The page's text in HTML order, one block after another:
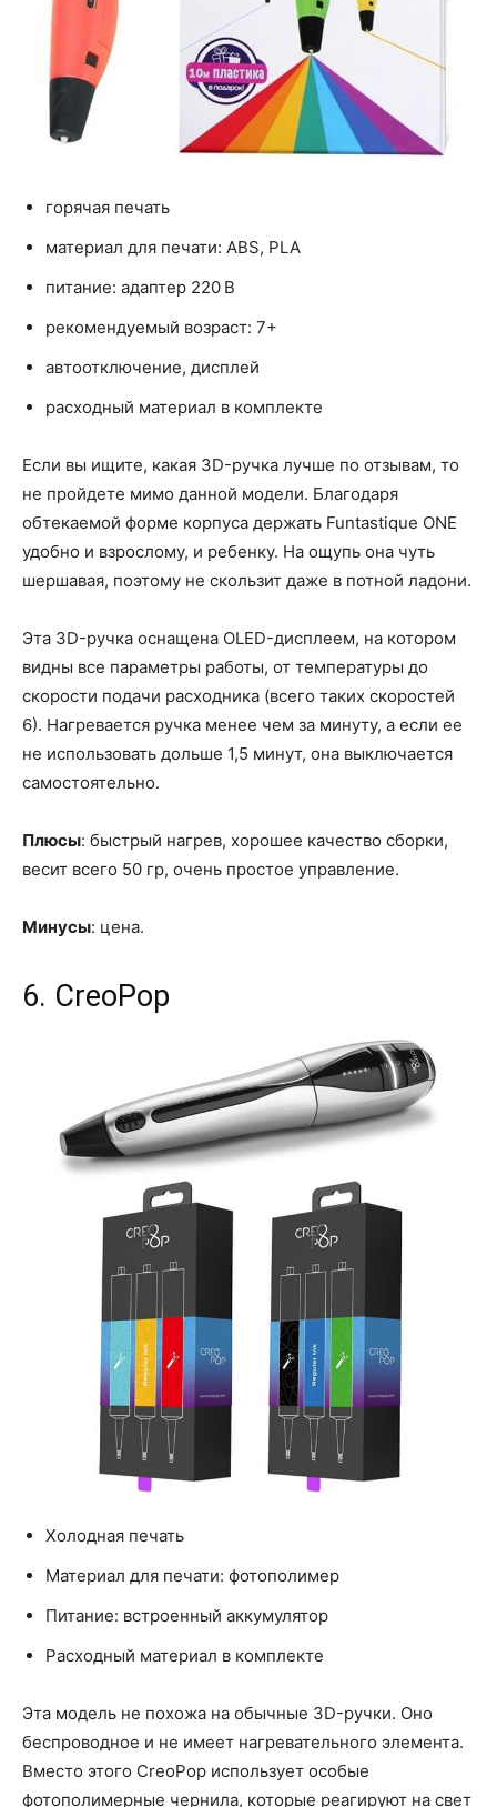
горячая печать
материал для печати: ABS, PLA
питание: адаптер 220 В
рекомендуемый возраст: 7+
автоотключение, дисплей
расходный материал в комплекте
Если вы ищите, какая 3D-ручка лучше по отзывам, то
не пройдете мимо данной модели. Благодаря
обтекаемой форме корпуса держать Funtastique ONE
удобно и взрослому, и ребенку. На ощупь она чуть
шершавая, поэтому не скользит даже в потной ладони.
Эта 3D-ручка оснащена OLED-дисплеем, на котором
видны все параметры работы, от температуры до
скорости подачи расходника (всего таких скоростей
6). Нагревается ручка менее чем за минуту, а если ее
не использовать дольше 1,5 минут, она выключается
самостоятельно.
Плюсы: быстрый нагрев, хорошее качество сборки,
весит всего 50 гр, очень простое управление.
Минусы: цена.
6. CreoPop
Холодная печать
Материал для печати: фотополимер
Питание: встроенный аккумулятор
Расходный материал в комплекте
Эта модель не похожа на обычные 3D-ручки. Оно
беспроводное и не имеет нагревательного элемента.
Вместо этого CreoPop использует особые
фотополимерные чернила, которые реагируют на свет